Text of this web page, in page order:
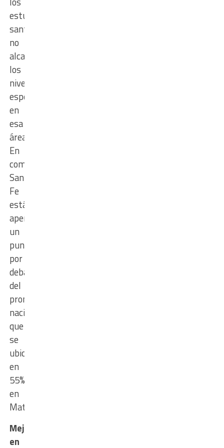
estudiantes
santafesinos
no
alcanza
los
niveles
esperados
en
esa
área.
En
comparación,
Santa
Fe
está
apenas
un
punto
por
debajo
del
promedio
nacional
que
se
ubica
en
55%
en
Matemática.
Mejoras
en